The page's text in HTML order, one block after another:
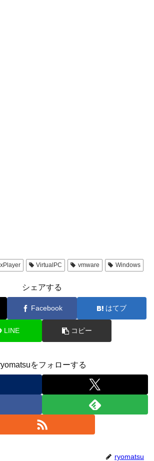
VirtualPC vmware Windows
シェアする
Facebook はてブ
LINE コピー
をフォローする
ryomatsu